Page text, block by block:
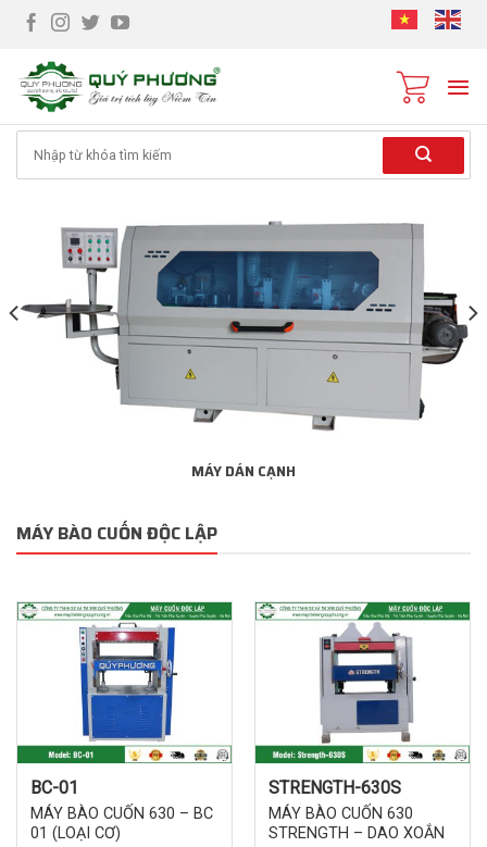
content
MÁY DÁN CẠNH
MÁY BÀO CUỐN ĐỘC LẬP
BC-01
MÁY BÀO CUỐN 630 – BC
01 (LOẠI CƠ)
STRENGTH-630S
MÁY BÀO CUỐN 630
STRENGTH – DAO XOẮN